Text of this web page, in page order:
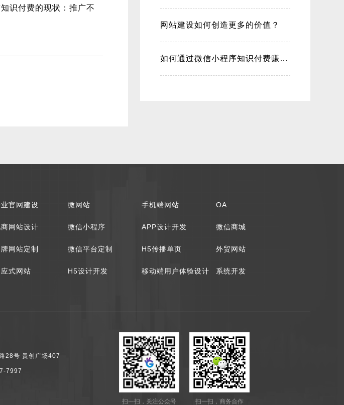
识付费的现状：推广不
网站建设如何创造更多的价值？
如何通过微信小程序知识付费赚钱？
官网建设
商网站设计
网站定制
式网站
微网站
微信小程序
微信平台定制
H5设计开发
手机端网站
APP设计开发
H5传播单页
移动端用户体验设计
OA
微信商城
外贸网站
系统开发
28号 贵创广场407
7997
扫一扫，关注公众号 扫一扫，商务合作